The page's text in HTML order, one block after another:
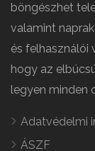
böngészhet
valamint
és felhasználói
hogy az
legyen minden
Adatvédelmi
ÁSZF